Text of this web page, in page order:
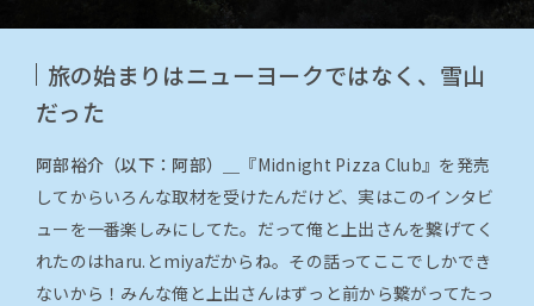
旅の始まりはニューヨークではなく、雪山
だった
阿部裕介（以下：阿部）＿
『Midnight Pizza Club』を発売
してからいろんな取材を受けたんだけど、実はこのインタビ
ューを一番楽しみにしてた。だって俺と上出さんを繋げてく
れたのはharu.とmiyaだからね。その話ってここでしかでき
ないから！みんな俺と上出さんはずっと前から繋がってたっ